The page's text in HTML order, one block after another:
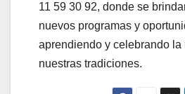
11 59 30 92, donde se
nuevos programas y
aprendiendo y celebrando la
nuestras tradiciones.